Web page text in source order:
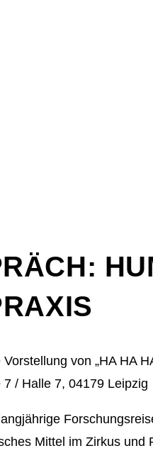
von „HA HA
/ Halle 7, 04179 Leipzig
Mittel im Zirkus und